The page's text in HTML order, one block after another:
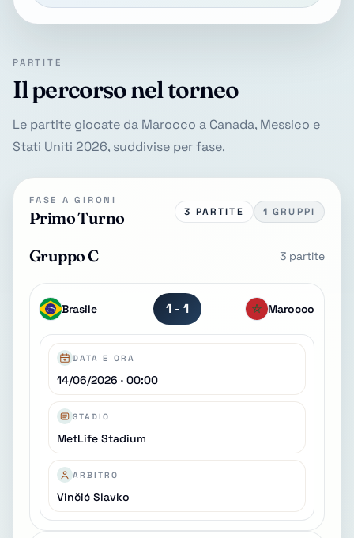
PARTITE
Il percorso nel torneo
Le partite giocate da Marocco a Canada, Messico e
Stati Uniti 2026, suddivise per fase.
FASE A GIRONI
Primo Turno 3 PARTITE 1 GRUPPI
Gruppo C 3 partite
Brasile 1 - 1 Marocco
DATA E ORA
14/06/2026 · 00:00
STADIO
MetLife Stadium
ARBITRO
Vinčić Slavko